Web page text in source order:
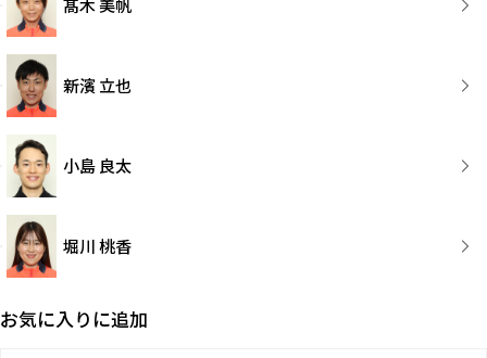
髙木 美帆
新濱 立也
小島 良太
堀川 桃香
お気に入りに追加